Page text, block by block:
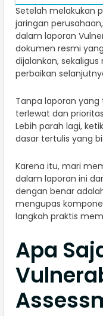
Setelah melakukan
jaringan
dalam laporan
dokumen resmi
dijalankan,
perbaikan
Tanpa laporan
terlewat dan
Lebih parah lagi,
dasar tertulis yang
Karena itu, mari
dalam laporan ini
dengan benar
mengupas
langkah praktis
Apa